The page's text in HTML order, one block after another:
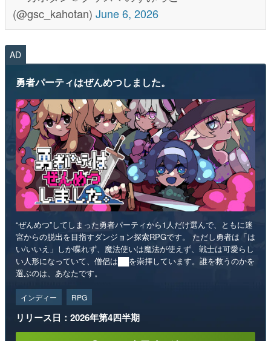
(@gsc_kahotan) June 6, 2026
AD
勇者パーティはぜんめつしました。
“ぜんめつ”してしまった勇者パーティから1人だけ選んで、ともに迷
宮からの脱出を目指すダンジョン探索RPGです。 ただし勇者は「は
い/いいえ」しか喋れず、魔法使いは魔法が使えず、戦士は可愛らし
い人形になっていて、僧侶は██を崇拝しています。誰を救うのかを
選ぶのは、あなたです。
インディー RPG
リリース日：2026年第4四半期